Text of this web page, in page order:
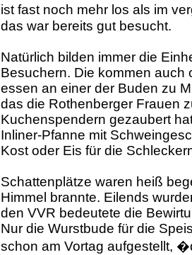
ist fast noch mehr los als im
das war bereits gut besucht.
Natürlich bilden immer die
Besuchern. Die kommen auch
essen an einer der Buden zu
das die Rothenberger Frauen
Kuchenspendern gezaubert
Inliner-Pfanne mit
Kost oder Eis für die
Schattenplätze waren heiß
Himmel brannte. Eilends
den VVR bedeutete die
Nur die Wurstbude für die
schon am Vortag aufgestellt,